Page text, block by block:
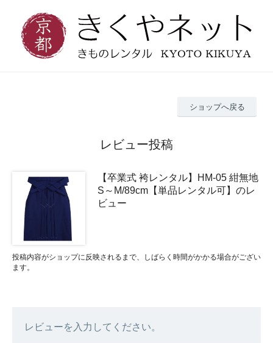
ショップへ戻る
レビュー投稿
【卒業式 袴レンタル】HM-05 紺無地
S～M/89cm【単品レンタル可】のレ
ビュー
投稿内容がショップに反映されるまで、しばらく時間がかかる場合がござい
ます。
レビューを入力してください。